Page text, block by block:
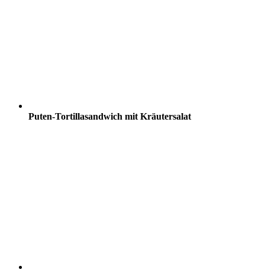
Puten-Tortillasandwich mit Kräutersalat